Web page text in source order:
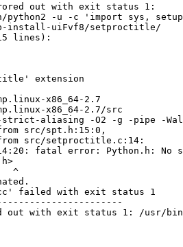
out with exit status 1:
python2 -u -c 'import sys,
install-uiFvf8/setproctitle/
lines):
extension
x86_64-2.7
x86_64-2.7/src
aliasing -O2 -g -pipe -
src/spt.h:15:0,
src/setproctitle.c:14:
fatal error: Python.h: No
^
failed with exit status 1